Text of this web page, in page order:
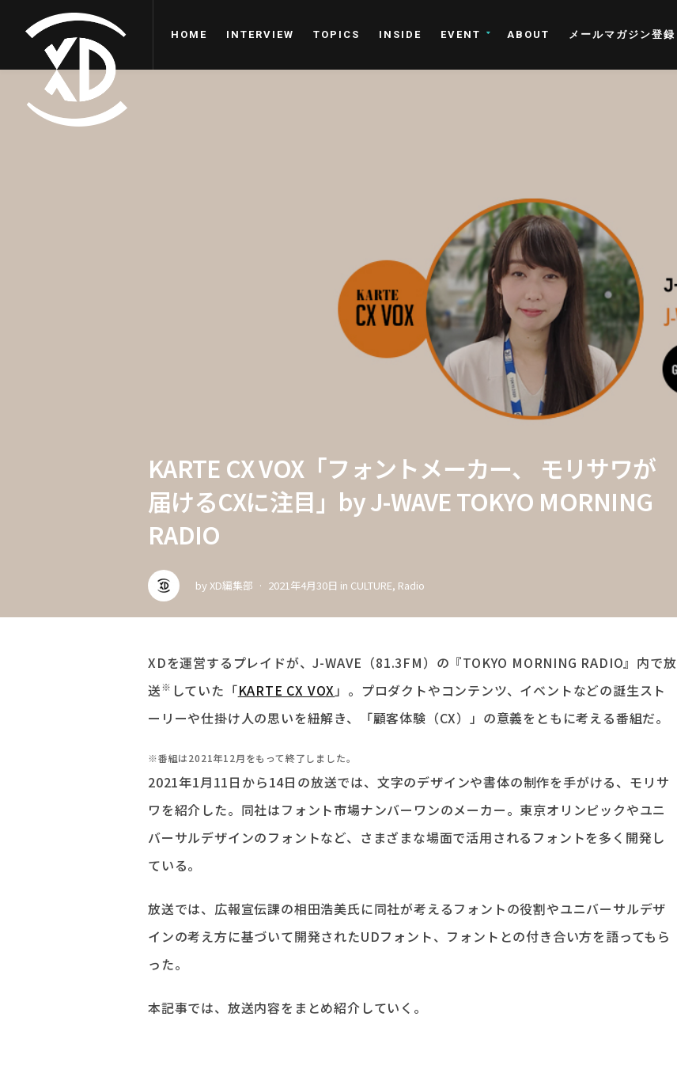
HOME INTERVIEW TOPICS INSIDE EVENT ABOUT メールマガジン登録
KARTE CX VOX「フォントメーカー、 モリサワが
届けるCXに注目」by J-WAVE TOKYO MORNING
RADIO
byXD編集部 2021年4月30日 in CULTURE, Radio
XDを運営するプレイドが、J-WAVE（81.3FM）の『TOKYO MORNING RADIO』内で放
送※ していた「KARTE CX VOX」。プロダクトやコンテンツ、イベントなどの誕生スト
ーリーや仕掛け人の思いを紐解き、「顧客体験（CX）」の意義をともに考える番組だ。
※番組は2021年12月をもって終了しました。
2021年1月11日から14日の放送では、文字のデザインや書体の制作を手がける、モリサ
ワを紹介した。同社はフォント市場ナンバーワンのメーカー。東京オリンピックやユニ
バーサルデザインのフォントなど、さまざまな場面で活用されるフォントを多く開発し
ている。
放送では、広報宣伝課の相田浩美氏に同社が考えるフォントの役割やユニバーサルデザ
インの考え方に基づいて開発されたUDフォント、フォントとの付き合い方を語ってもら
った。
本記事では、放送内容をまとめ紹介していく。